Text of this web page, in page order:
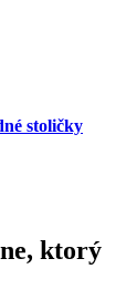
stoličky
ktorý